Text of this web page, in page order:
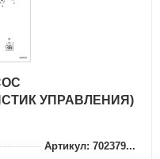
УПРАВЛЕНИЯ)
Артикул: 702379...